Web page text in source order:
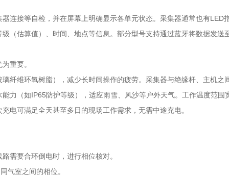
连接等自检，并在屏幕上明确显示各单元状态。采集器通常也有LED
（估算值）、时间、地点等信息。部分型号支持通过蓝牙将数据发送
重要。
纤维环氧树脂），减少长时间操作的疲劳。采集器与绝缘杆、主机之
力（如IP65防护等级），适应雨雪、风沙等户外天气。工作温度范
电可满足全天甚至多日的现场工作需求，无需中途充电。
需要合环倒电时，进行相位核对。
气室之间的相位。